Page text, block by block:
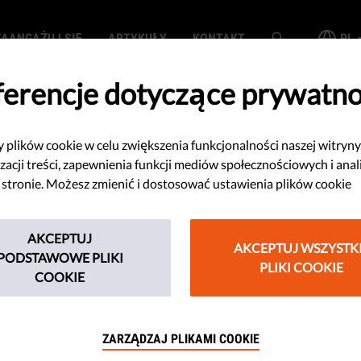
SIĘ ARTYKUŁY KONTAKT PL
i skup się na
ważne
skupiła się na
ustawy o Holokauście, polski
zmiany legislacyjne,
dotyczące
plików cookie w celu zwiększenia funkcjonalności naszej
treści, zapewnienia funkcji mediów społecznościowych i
stronie. Możesz zmienić i dostosować ustawienia plików cookie
AKCEPTUJ
PLIKI
COOKIE
AKCEPTUJ
PLIKI COOKIE
ZARZĄDZAJ PLIKAMI COOKIE